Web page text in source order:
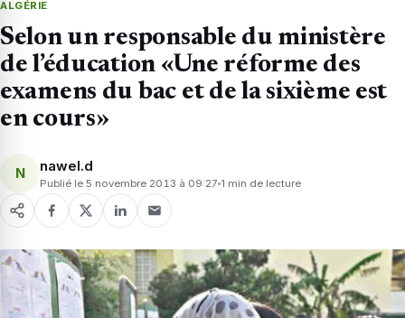
ALGÉRIE
Selon un responsable du ministère
de l’éducation «Une réforme des
examens du bac et de la sixième est
en cours»
N nawel.d
Publié le 5 novembre 2013 à 09:27 1 min de lecture